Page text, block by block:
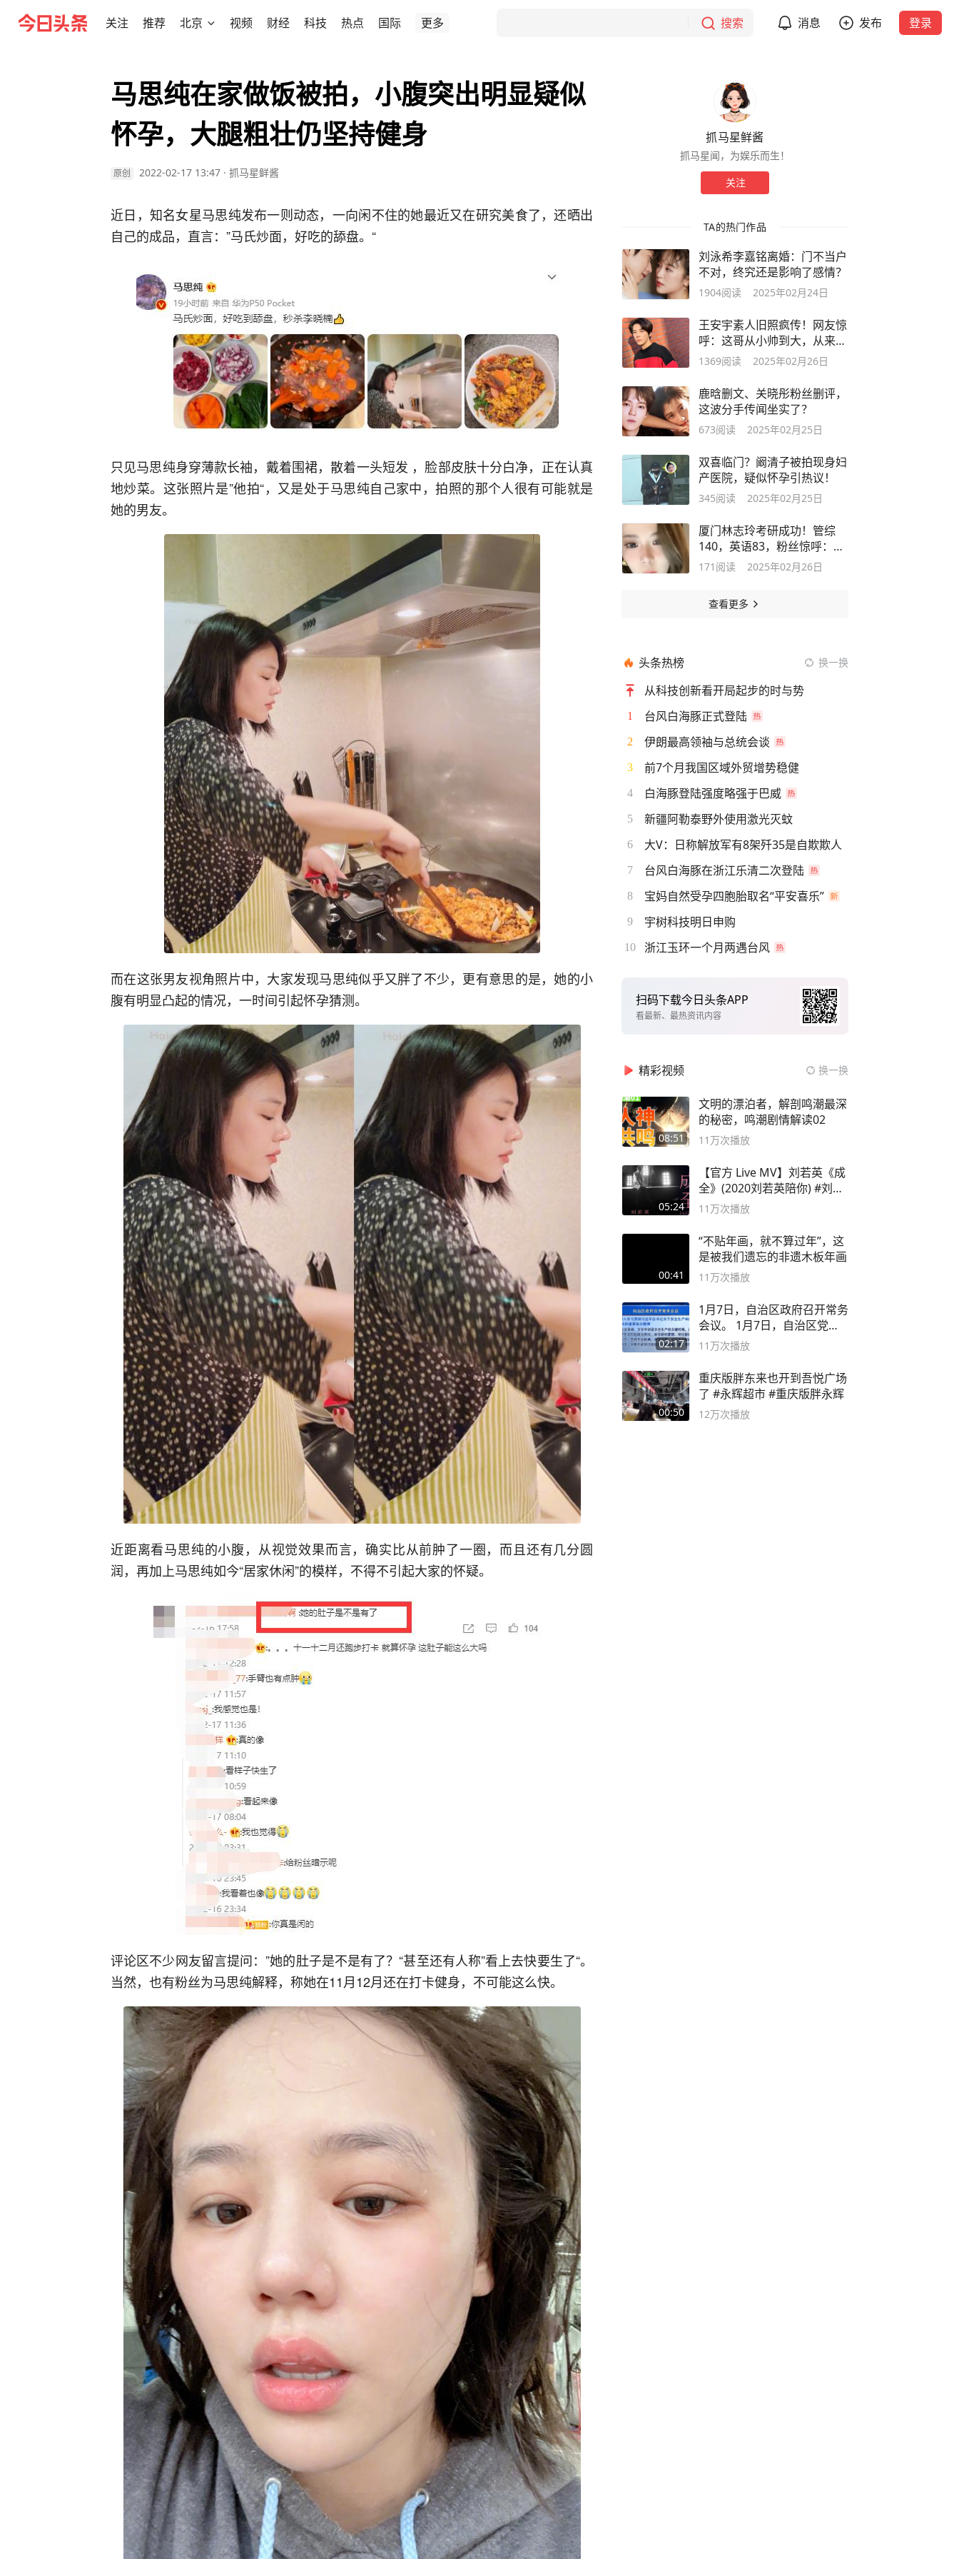
关注 推荐 北京 视频 财经 科技 热点 国际 更多 搜索 消息 发布 登录
马思纯在家做饭被拍，小腹突出明显疑似
怀孕，大腿粗壮仍坚持健身
原创 2022-02-17 13:47 · 抓马星鲜酱
近日，知名女星马思纯发布一则动态，一向闲不住的她最近又在研究美食了，还晒出
自己的成品，直言：”马氏炒面，好吃的舔盘。“
只见马思纯身穿薄款长袖，戴着围裙，散着一头短发 ，脸部皮肤十分白净，正在认真
地炒菜。这张照片是”他拍“，又是处于马思纯自己家中，拍照的那个人很有可能就是
她的男友。
而在这张男友视角照片中，大家发现马思纯似乎又胖了不少，更有意思的是，她的小
腹有明显凸起的情况，一时间引起怀孕猜测。
近距离看马思纯的小腹，从视觉效果而言，确实比从前肿了一圈，而且还有几分圆
润，再加上马思纯如今“居家休闲”的模样，不得不引起大家的怀疑。
评论区不少网友留言提问：”她的肚子是不是有了？“甚至还有人称”看上去快要生了“。
当然，也有粉丝为马思纯解释，称她在11月12月还在打卡健身，不可能这么快。
抓马星鲜酱
抓马星闻，为娱乐而生！
关注
TA的热门作品
刘泳希李嘉铭离婚：门不当户
不对，终究还是影响了感情？
1904阅读 2025年02月24日
王安宇素人旧照疯传！网友惊
呼：这哥从小帅到大，从来没
丑过！
1369阅读 2025年02月26日
鹿晗删文、关晓彤粉丝删评，
这波分手传闻坐实了？
673阅读 2025年02月25日
双喜临门？阚清子被拍现身妇
产医院，疑似怀孕引热议！
345阅读 2025年02月25日
厦门林志玲考研成功！管综
140，英语83，粉丝惊呼：学
霸姐姐！
171 阅读 2025年02月26日
查看更多
头条热榜 换一换
从科技创新看开局起步的时与势
1 台风白海豚正式登陆
2 伊朗最高领袖与总统会谈
3 前7个月我国区域外贸增势稳健
4 白海豚登陆强度略强于巴威
5 新疆阿勒泰野外使用激光灭蚊
6 大V：日称解放军有8架歼35是自欺欺人
7 台风白海豚在浙江乐清二次登陆
8 宝妈自然受孕四胞胎取名“平安喜乐”
9 宇树科技明日申购
10 浙江玉环一个月两遇台风
扫码下载今日头条APP
看最新、最热资讯内容
精彩视频 换一换
08:51
文明的漂泊者，解剖鸣潮最深
的秘密，鸣潮剧情解读02
11万次播放
05:24
【官方 Live MV】刘若英《成
全》(2020刘若英陪你) #刘若
英 #成全
11万次播放
00:41
“不贴年画，就不算过年”，这
是被我们遗忘的非遗木板年画
11万次播放
02:17
1月7日，自治区政府召开常务
会议。 1月7日，自治区党委
副书记
11万次播放
00:50
重庆版胖东来也开到吾悦广场
了 #永辉超市 #重庆版胖永辉
12万次播放